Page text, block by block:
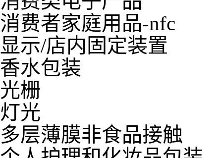
消费者家庭用品-nfc
显示/店内固定装置
香水包装
光栅
灯光
多层薄膜非食品接触